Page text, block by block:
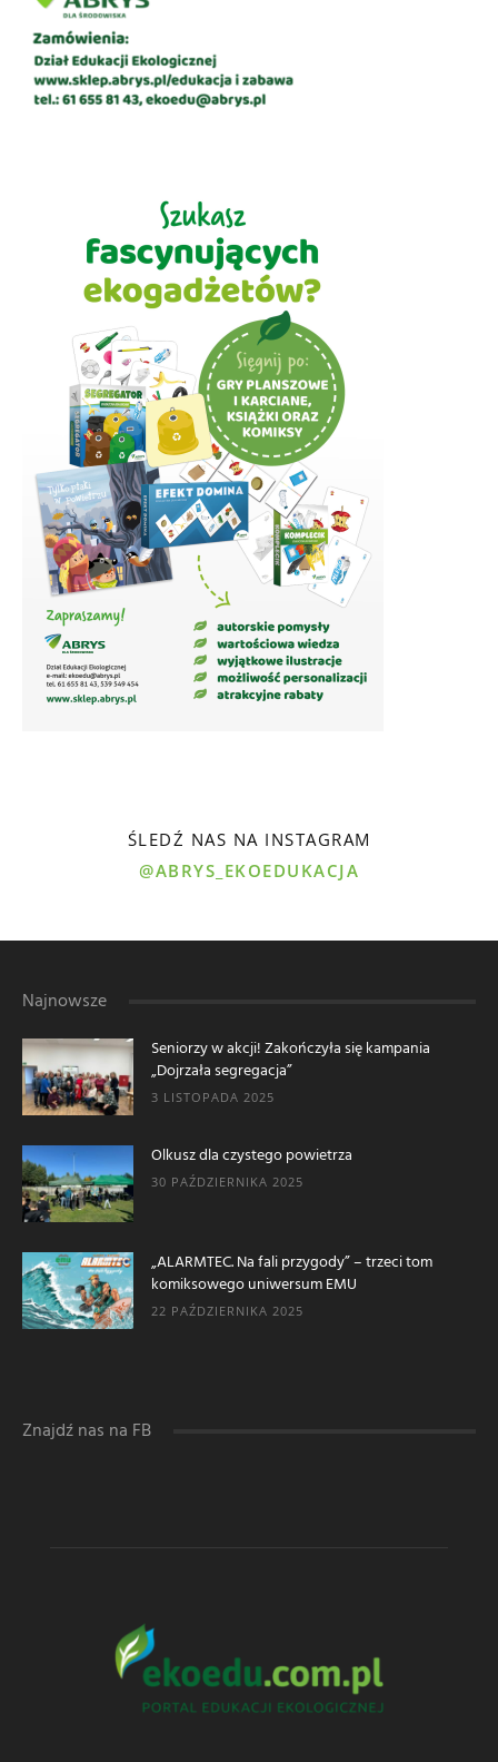
ŚLEDŹ NAS NA INSTAGRAM
@ABRYS_EKOEDUKACJA
Najnowsze
Seniorzy w akcji! Zakończyła się kampania
„Dojrzała segregacja”
3 LISTOPADA 2025
Olkusz dla czystego powietrza
30 PAŹDZIERNIKA 2025
„ALARMTEC. Na fali przygody” – trzeci tom
komiksowego uniwersum EMU
22 PAŹDZIERNIKA 2025
Znajdź nas na FB